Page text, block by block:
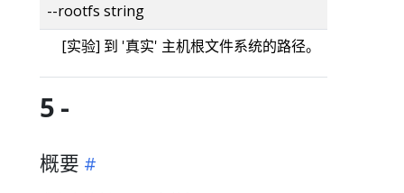
--rootfs string
[实验] 到 '真实' 主机根文件系统的路径。
5 -
概要